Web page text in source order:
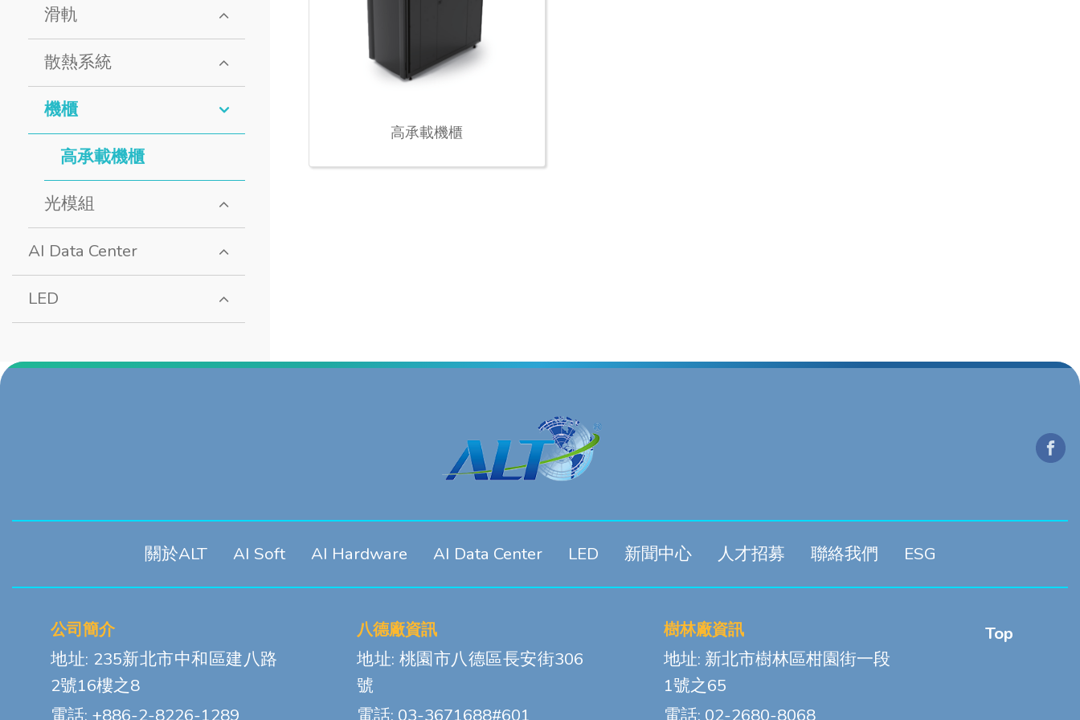
滑軌
散熱系統
機櫃
高承載機櫃
光模組
AI Data Center
LED
高承載機櫃
關於ALT AI Soft AI Hardware AI Data Center LED 新聞中心 人才招募 聯絡我們 ESG
公司簡介
地址: 235新北市中和區建八路
2號16樓之8
電話: +886-2-8226-1289
八德廠資訊
地址: 桃園市八德區長安街306
號
電話: 03-3671688#601
樹林廠資訊
地址: 新北市樹林區柑園街一段
1號之65
電話: 02-2680-8068
Top